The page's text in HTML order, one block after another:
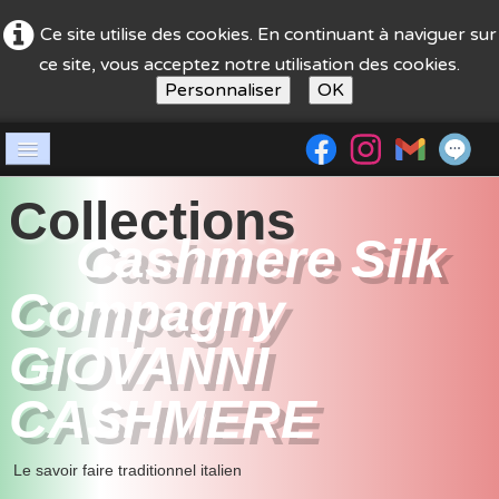
Ce site utilise des cookies. En continuant à naviguer sur
ce site, vous acceptez notre utilisation des cookies.
Personnaliser
OK
Société
boutique
guide achat
Nos stands
contact
Collections
Cashmere Silk
Compagny
GIOVANNI
CASHMERE
Le savoir faire traditionnel italien